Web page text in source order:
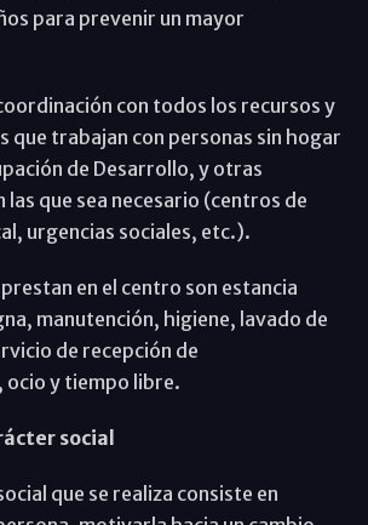
para prevenir un mayor
con todos los recursos y
que trabajan con personas sin hogar
de Desarrollo, y otras
las que sea necesario (centros de
urgencias sociales, etc.).
en el centro son estancia
manutención, higiene, lavado de
de recepción de
ocio y tiempo libre.
social
que se realiza consiste en